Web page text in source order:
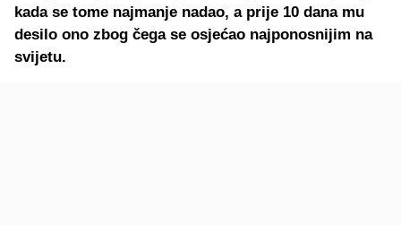
kada se tome najmanje nadao, a prije 10 dana mu
desilo ono zbog čega se osjećao najponosnijim na
svijetu.